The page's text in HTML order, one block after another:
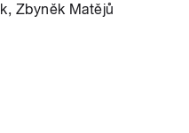
Zbyněk Matějů